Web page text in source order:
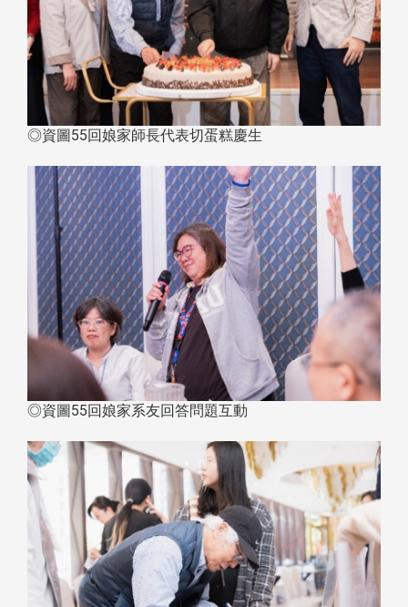
◎資圖55回娘家師長代表切蛋糕慶生
◎資圖55回娘家系友回答問題互動